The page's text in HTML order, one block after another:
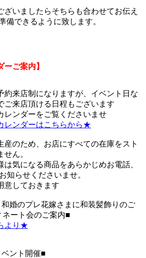
ざいましたらそちらも合わせてお伝え
備できるように致します。
ーご案内】
約来店制になりますが、イベント日な
ご来店頂ける日程もございます
レンダーをご覧くださいませ
レンダーはこちらから★
のため、お店にすべての在庫をスト
せん。
は気になる商品をあらかじめお電話、
知らせくださいませ。
意しておきます
婚のプレ花嫁さまに和装髪飾りのご
ート会のご案内■
より★
ント開催■